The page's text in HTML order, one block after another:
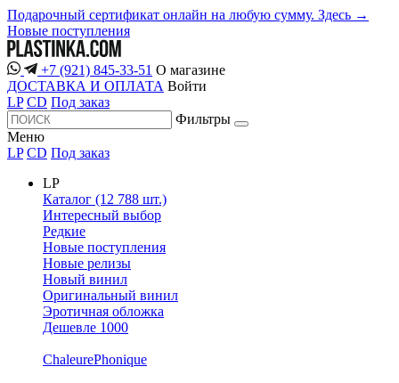
Подарочный сертификат онлайн на любую сумму. Здесь →
Новые поступления
+7 (921) 845-33-51 О магазине
ДОСТАВКА И ОПЛАТА Войти
LP CD Под заказ
Фильтры
Меню
LP CD Под заказ
LP
Каталог (12 788 шт.)
Интересный выбор
Редкие
Новые поступления
Новые релизы
Новый винил
Оригинальный винил
Эротичная обложка
Дешевле 1000
ChaleurePhonique